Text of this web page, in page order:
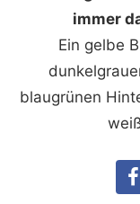
immer
Ein gelbe
blaugrünen